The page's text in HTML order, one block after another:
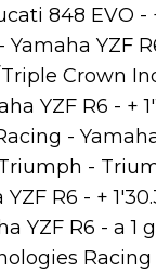
848 EVO -
YZF
Crown
YZF R6 - +
- Yamaha
-
R6 - +
YZF R6 - a 1
Racing